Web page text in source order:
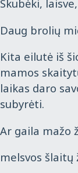
Skubėki,
Daug brolių
Kita eilutė iš
mamos
laikas daro
subyrėti.
Ar gaila mažo
melsvos šlaitų